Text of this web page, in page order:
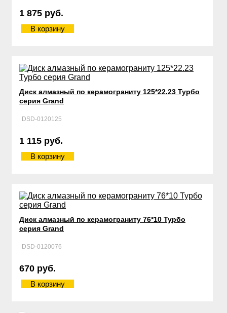
1 875 руб.
В корзину
Диск алмазный по керамограниту 125*22.23 Турбо
серия Grand
DSD-0120125
1 115 руб.
В корзину
Диск алмазный по керамограниту 76*10 Турбо
серия Grand
DSD-0120076
670 руб.
В корзину